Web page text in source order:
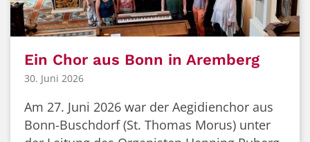
Ein Chor aus Bonn in Aremberg
30. Juni 2026
Am 27. Juni 2026 war der Aegidienchor aus
Bonn-Buschdorf (St. Thomas Morus) unter